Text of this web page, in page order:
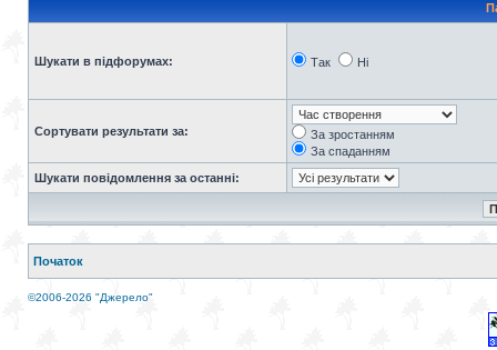
Шукати в підфорумах: Так Ні
Сортувати результати за:
За зростанням
За спаданням
Шукати повідомлення за останні:
Початок
©2006-2026 "Джерело"